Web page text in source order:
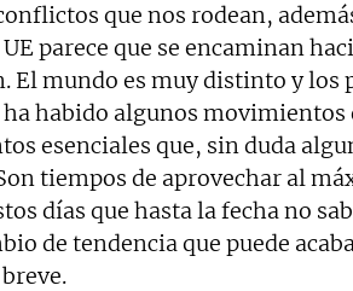
que nos rodean,
parece que se encaminan
El mundo es muy distinto y los
habido algunos movimientos
esenciales que, sin duda
tiempos de aprovechar al
días que hasta la fecha no
de tendencia que puede